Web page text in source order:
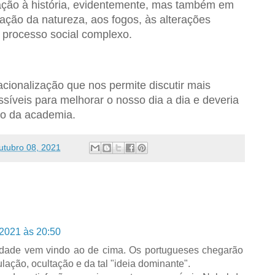
à história, evidentemente, mas também em
da natureza, aos fogos, às alterações
social complexo.
que nos permite discutir mais
para melhorar o nosso dia a dia e deveria
da academia.
08, 2021
às 20:50
vem vindo ao de cima. Os portugueses chegarão
ocultação e da tal "ideia dominante".